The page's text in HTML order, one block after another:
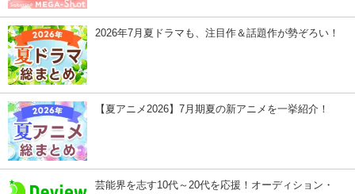
2026年7月夏ドラマも、注目作＆話題作が勢ぞろい！
【夏アニメ2026】7月期夏の新アニメを一挙紹介！
芸能界を志す10代～20代を応援！オーディション・